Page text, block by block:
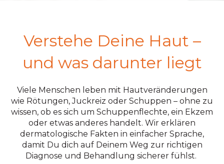
Verstehe Deine Haut –
und was darunter liegt
Viele Menschen leben mit Hautveränderungen
wie Rötungen, Juckreiz oder Schuppen – ohne zu
wissen, ob es sich um Schuppenflechte, ein Ekzem
oder etwas anderes handelt. Wir erklären
dermatologische Fakten in einfacher Sprache,
damit Du dich auf Deinem Weg zur richtigen
Diagnose und Behandlung sicherer fühlst.